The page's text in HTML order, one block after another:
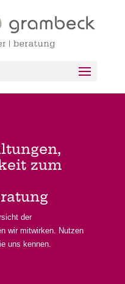
zum
der
wir mitwirken. Nutzen
uns kennen.